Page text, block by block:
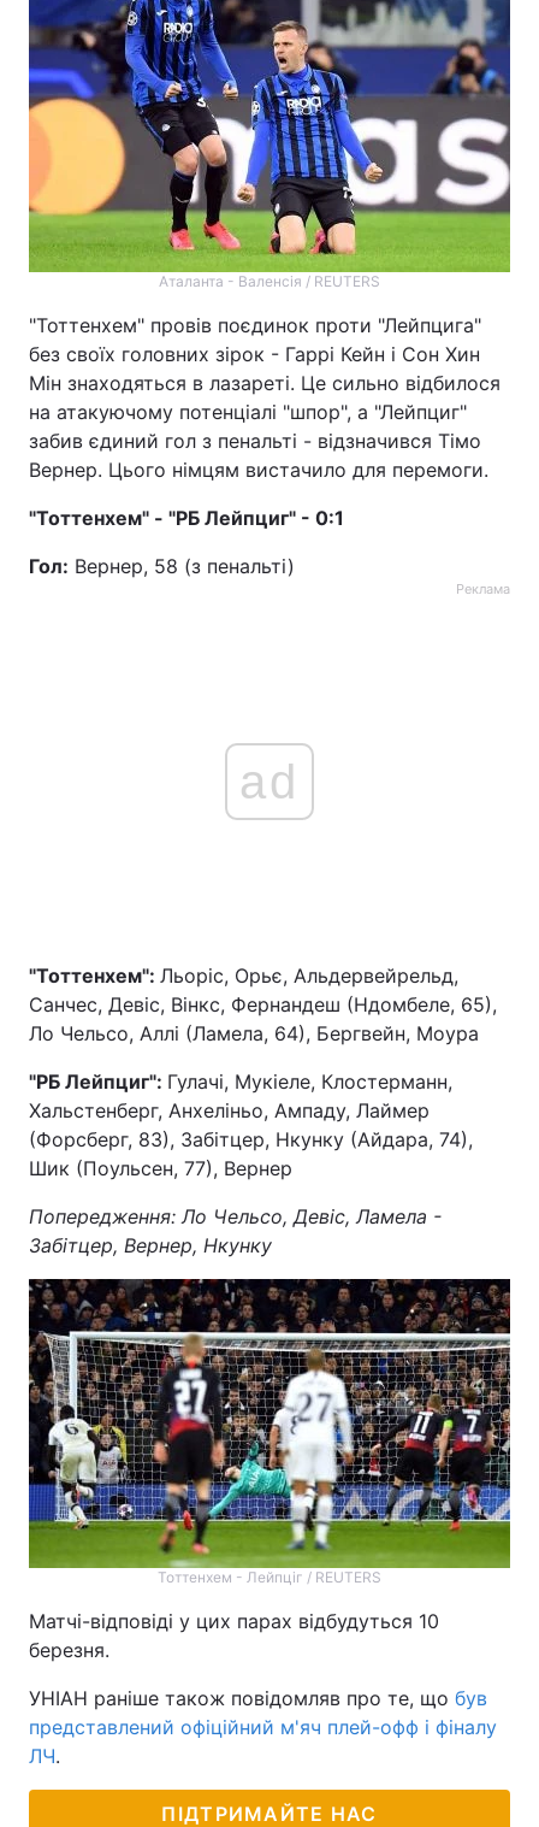
Аталанта - Валенсія / REUTERS
"Тоттенхем" провів поєдинок проти "Лейпцига"
без своїх головних зірок - Гаррі Кейн і Сон Хин
Мін знаходяться в лазареті. Це сильно відбилося
на атакуючому потенціалі "шпор", а "Лейпциг"
забив єдиний гол з пенальті - відзначився Тімо
Вернер. Цього німцям вистачило для перемоги.
"Тоттенхем" - "РБ Лейпциг" - 0:1
Гол: Вернер, 58 (з пенальті)
Реклама
ad
"Тоттенхем": Льоріс, Орьє, Альдервейрельд,
Санчес, Девіс, Вінкс, Фернандеш (Ндомбеле, 65),
Ло Чельсо, Аллі (Ламела, 64), Бергвейн, Моура
"РБ Лейпциг": Гулачі, Мукіеле, Клостерманн,
Хальстенберг, Анхеліньо, Ампаду, Лаймер
(Форсберг, 83), Забітцер, Нкунку (Айдара, 74),
Шик (Поульсен, 77), Вернер
Попередження: Ло Чельсо, Девіс, Ламела -
Забітцер, Вернер, Нкунку
Тоттенхем - Лейпціг / REUTERS
Матчі-відповіді у цих парах відбудуться 10
березня.
УНІАН раніше також повідомляв про те, що був
представлений офіційний м'яч плей-офф і фіналу
ЛЧ.
ПІДТРИМАЙТЕ НАС